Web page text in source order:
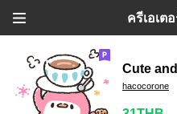
ครีเอเต
Cute
hacocorone